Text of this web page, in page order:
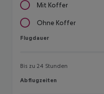
Mit Koffer
Ohne Koffer
Flugdauer
Flugdauer
Bis zu 24 Stunden
Abflugzeiten
Abflugzeiten